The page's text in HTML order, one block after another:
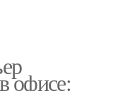
офисе: